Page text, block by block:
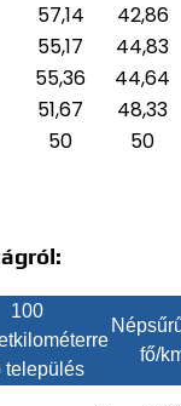
57,14
42,86
55,17
44,83
55,36
44,64
51,67
48,33
50 50
100
település
fő/